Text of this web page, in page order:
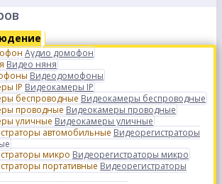
Аудио домофон
Видео няня
Видеодомофоны
Видеокамеры IP
Видеокамеры беспроводные
Видеокамеры проводные
Видеокамеры уличные
Видеорегистраторы
Видеорегистраторы микро
Видеорегистраторы